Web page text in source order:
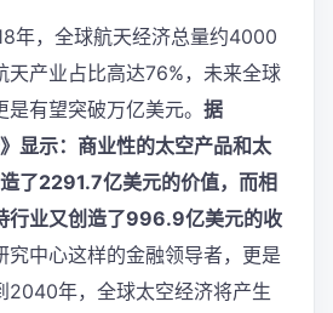
，全球航天经济总量约4000
天产业占比高达76%，未来全球
有望突破万亿美元。 据
显示：商业性的太空产品和太
了2291.7亿美元的价值，而相
行业又创造了996.9亿美元的收
究中心这样的金融领导者，更是
2040年，全球太空经济将产生